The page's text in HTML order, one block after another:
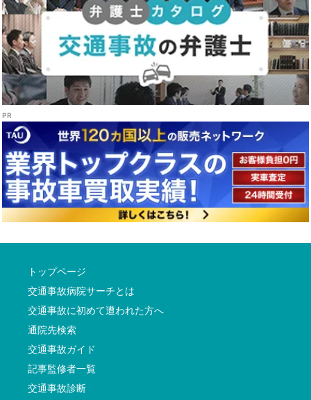
トップページ
交通事故病院サーチとは
交通事故に初めて遭われた方へ
通院先検索
交通事故ガイド
記事監修者一覧
交通事故診断